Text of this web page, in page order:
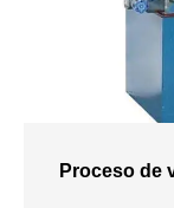
Proceso de